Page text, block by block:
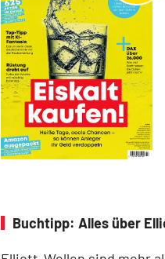
Buchtipp: Alles über